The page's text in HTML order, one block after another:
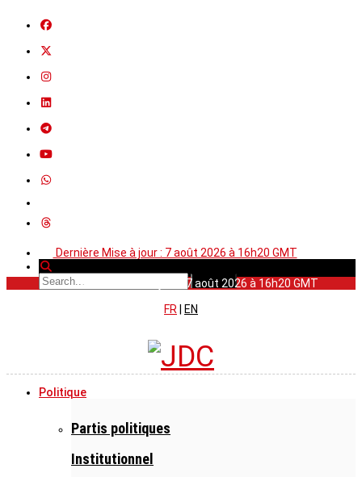
Dernière Mise à jour : 7 août 2026 à 16h20 GMT
Dernière Mise à jour : 7 août 2026 à 16h20 GMT
FR
EN
Politique
Partis politiques
Institutionnel